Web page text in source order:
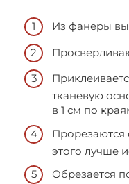
Из фанеры
тканевую
в 1 см по
Прорезаются
этого лучше
Обрезается